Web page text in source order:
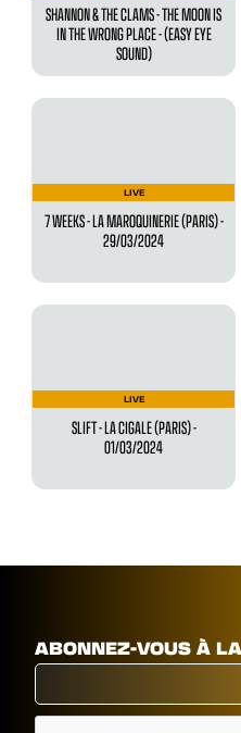
SHANNON & THE CLAMS - THE MOON IS
IN THE WRONG PLACE - (EASY EYE
SOUND)
LIVE
7 WEEKS - LA MAROQUINERIE (PARIS) -
29/03/2024
LIVE
SLIFT - LA CIGALE (PARIS) -
01/03/2024
ABONNEZ-VOUS À